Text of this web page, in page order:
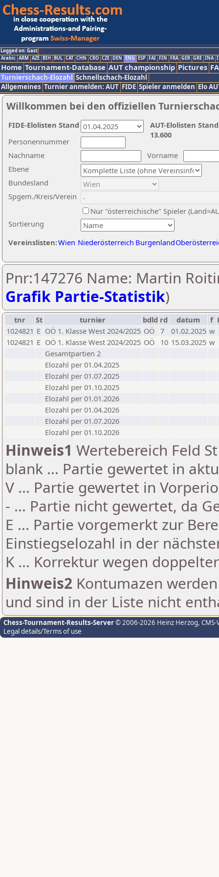
Logged on: Gast
Arabic ARM AZE BIH BUL CAT CHN CRO CZE DEN ENG ESP FAI FIN FRA GER GRE INA
Home Tournament-Database AUT championship Pictures
Turnierschach-Elozahl Schnellschach-Elozahl
Allgemeines Turnier anmelden: AUT FIDE Spieler anmelden Elo
Willkommen bei den offiziellen
Nachname
Vorname
Ebene
Sortierung
Personennummer
Bundesland
Spgem./Kreis/Verein
Nur "österreichische" Spieler
Vereinslisten:Wien Niederösterreich Burgenland
AUT-Elolisten
13.600
FIDE-Elolisten Stand
Pnr:147276 Name: Martin
Grafik Partie-Statistik)
tnr St turnier bdld rd datum f
1024821 E OÖ 1. Klasse West 2024/2025 OÖ 7 01.02.2025 w
1024821 E OÖ 1. Klasse West 2024/2025 OÖ 10 15.03.2025 w
Gesamtpartien 2
Elozahl per 01.04.2025
Elozahl per 01.07.2025
Elozahl per 01.10.2025
Elozahl per 01.01.2026
Elozahl per 01.04.2026
Elozahl per 01.07.2026
Elozahl per 01.10.2026
Hinweis1 Wertebereich Feld
blank ... Partie gewertet in
V ... Partie gewertet in
- ... Partie nicht gewertet, da
E ... Partie vorgemerkt zur
Einstiegselozahl in der
K ... Korrektur wegen
Hinweis2 Kontumazen
und sind in der Liste nicht
Chess-Tournament-Results-Server© 2006-2026 Heinz Herzog,
Legal details/Terms of use